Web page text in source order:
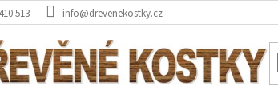
513 info@drevenekostky.cz